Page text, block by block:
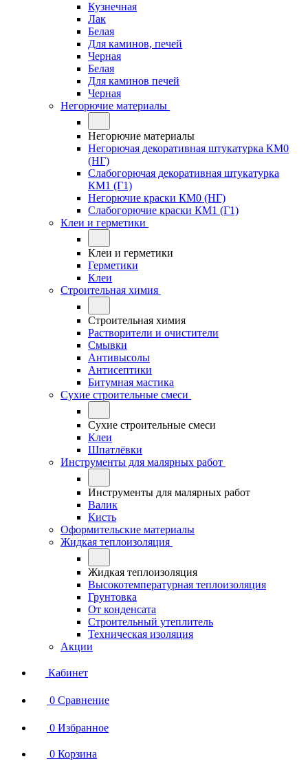
Кузнечная
Лак
Белая
Для каминов, печей
Черная
Белая
Для каминов печей
Черная
Негорючие материалы
Негорючие материалы
Негорючая декоративная штукатурка КМ0
(НГ)
Слабогорючая декоративная штукатурка
КМ1 (Г1)
Негорючие краски КМ0 (НГ)
Слабогорючие краски КМ1 (Г1)
Клеи и герметики
Клеи и герметики
Герметики
Клеи
Строительная химия
Строительная химия
Растворители и очистители
Смывки
Антивысолы
Антисептики
Битумная мастика
Сухие строительные смеси
Сухие строительные смеси
Клеи
Шпатлёвки
Инструменты для малярных работ
Инструменты для малярных работ
Валик
Кисть
Оформительские материалы
Жидкая теплоизоляция
Жидкая теплоизоляция
Высокотемпературная теплоизоляция
Грунтовка
От конденсата
Строительный утеплитель
Техническая изоляция
Акции
Кабинет
0 Сравнение
0 Избранное
0 Корзина